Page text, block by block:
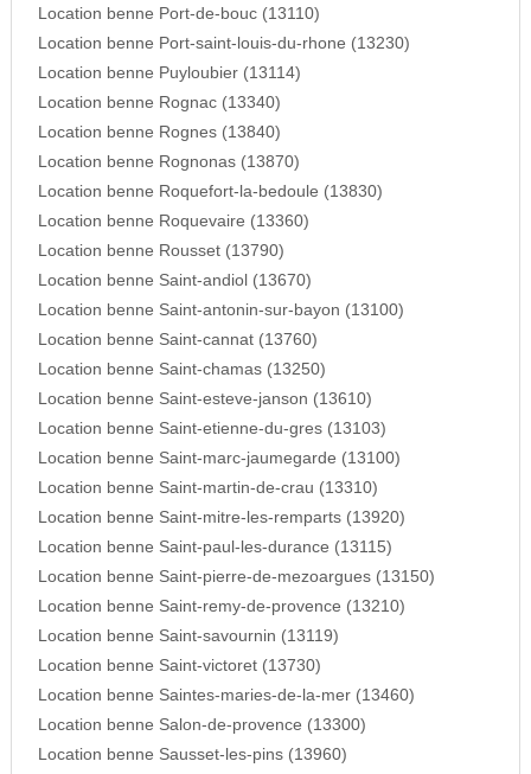
Location benne Port-de-bouc (13110)
Location benne Port-saint-louis-du-rhone (13230)
Location benne Puyloubier (13114)
Location benne Rognac (13340)
Location benne Rognes (13840)
Location benne Rognonas (13870)
Location benne Roquefort-la-bedoule (13830)
Location benne Roquevaire (13360)
Location benne Rousset (13790)
Location benne Saint-andiol (13670)
Location benne Saint-antonin-sur-bayon (13100)
Location benne Saint-cannat (13760)
Location benne Saint-chamas (13250)
Location benne Saint-esteve-janson (13610)
Location benne Saint-etienne-du-gres (13103)
Location benne Saint-marc-jaumegarde (13100)
Location benne Saint-martin-de-crau (13310)
Location benne Saint-mitre-les-remparts (13920)
Location benne Saint-paul-les-durance (13115)
Location benne Saint-pierre-de-mezoargues (13150)
Location benne Saint-remy-de-provence (13210)
Location benne Saint-savournin (13119)
Location benne Saint-victoret (13730)
Location benne Saintes-maries-de-la-mer (13460)
Location benne Salon-de-provence (13300)
Location benne Sausset-les-pins (13960)